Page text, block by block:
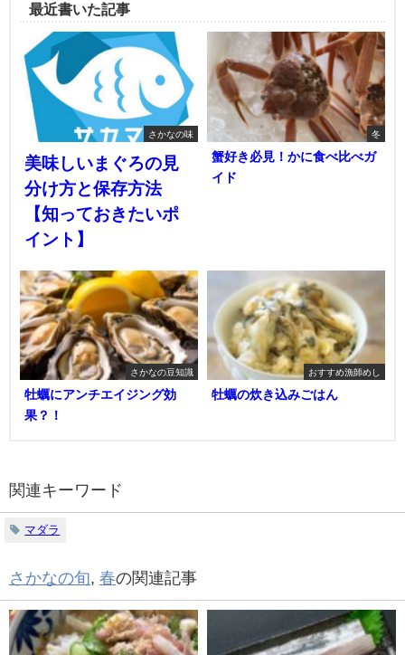
最近書いた記事
さかなの味
美味しいまぐろの見
分け方と保存方法
【知っておきたいポ
イント】
冬
蟹好き必見！かに食べ比べガ
イド
さかなの豆知識
牡蠣にアンチエイジング効
果？！
おすすめ漁師めし
牡蠣の炊き込みごはん
関連キーワード
マダラ
さかなの旬, 春の関連記事